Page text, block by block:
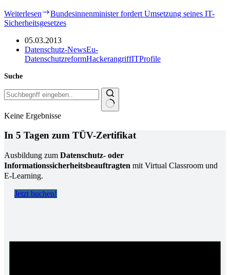
Weiterlesen
Bundesinnenminister fordert Umsetzung seines IT-
Sicherheitsgesetzes
05.03.2013
Datenschutz-NewsEu-
DatenschutzreformHackerangriffITProfile
Suche
Keine Ergebnisse
In 5 Tagen zum TÜV-Zertifikat
Ausbildung zum Datenschutz- oder
Informationssicherheitsbeauftragten mit Virtual Classroom und
E-Learning.
Jetzt buchen!